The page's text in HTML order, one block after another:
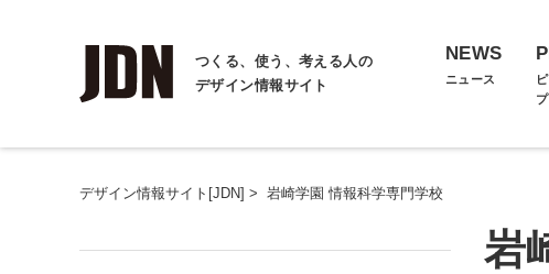
つくる、使う、考える人の
デザイン情報サイト
NEWS
ニュース
プ
デザイン情報サイト[JDN] > 岩崎学園 情報科学専門学校
岩